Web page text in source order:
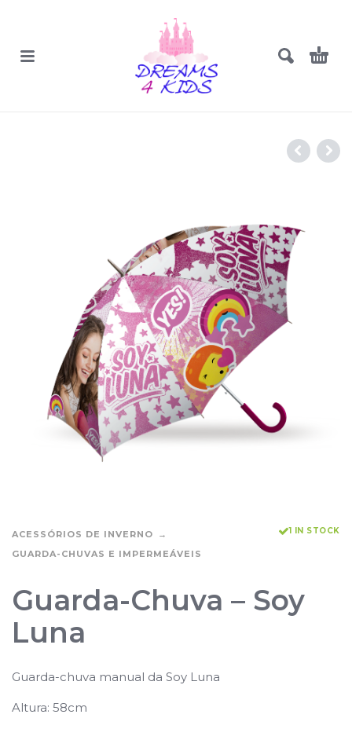
ACESSÓRIOS DE INVERNO
GUARDA-CHUVAS E IMPERMEÁVEIS
1 IN STOCK
Guarda-Chuva – Soy
Luna
Guarda-chuva manual da Soy Luna
Altura: 58cm